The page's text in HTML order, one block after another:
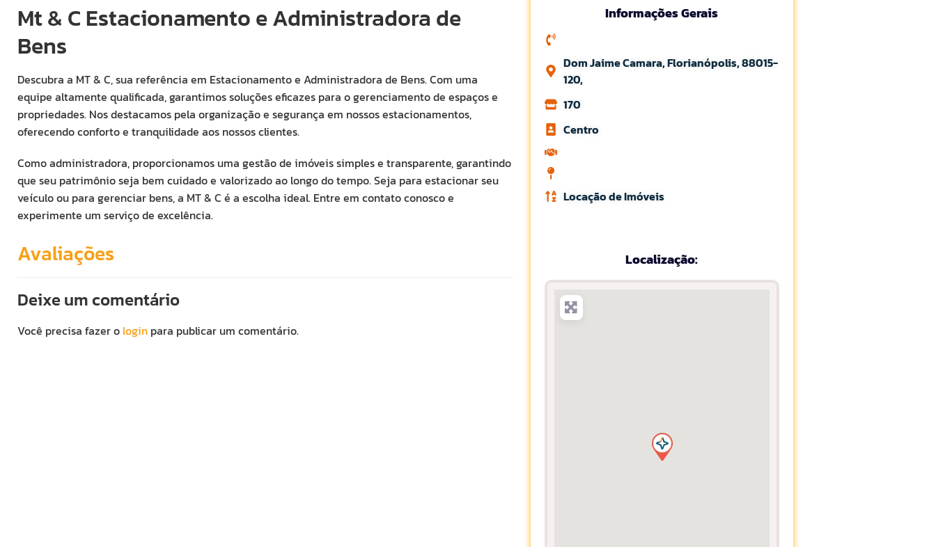
Mt & C Estacionamento e Administradora de
Bens
Descubra a MT & C, sua referência em Estacionamento e Administradora de Bens. Com uma
equipe altamente qualificada, garantimos soluções eficazes para o gerenciamento de espaços e
propriedades. Nos destacamos pela organização e segurança em nossos estacionamentos,
oferecendo conforto e tranquilidade aos nossos clientes.
Como administradora, proporcionamos uma gestão de imóveis simples e transparente, garantindo
que seu patrimônio seja bem cuidado e valorizado ao longo do tempo. Seja para estacionar seu
veículo ou para gerenciar bens, a MT & C é a escolha ideal. Entre em contato conosco e
experimente um serviço de excelência.
Avaliações
Deixe um comentário
Você precisa fazer o login para publicar um comentário.
Informações Gerais
Dom Jaime Camara, Florianópolis, 88015-
120,
170
Centro
Locação de Imóveis
Localização: